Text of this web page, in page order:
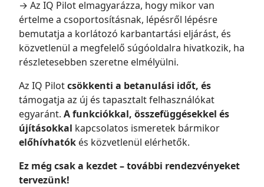
→ Az IQ Pilot elmagyarázza, hogy mikor van
értelme a csoportosításnak, lépésről lépésre
bemutatja a korlátozó karbantartási eljárást, és
közvetlenül a megfelelő súgóoldalra hivatkozik, ha
részletesebben szeretne elmélyülni.
Az IQ Pilotcsökkenti a betanulási időt, és
támogatja az új és tapasztalt felhasználókat
egyaránt. A funkciókkal, összefüggésekkel és
újításokkal kapcsolatos ismeretek bármikor
előhívhatók és közvetlenül elérhetők.
Ez még csak a kezdet – további rendezvényeket
tervezünk!